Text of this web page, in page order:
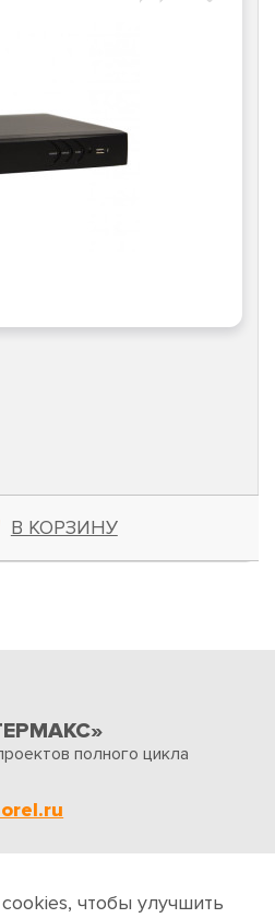
В КОРЗИНУ
полного цикла
чтобы улучшить